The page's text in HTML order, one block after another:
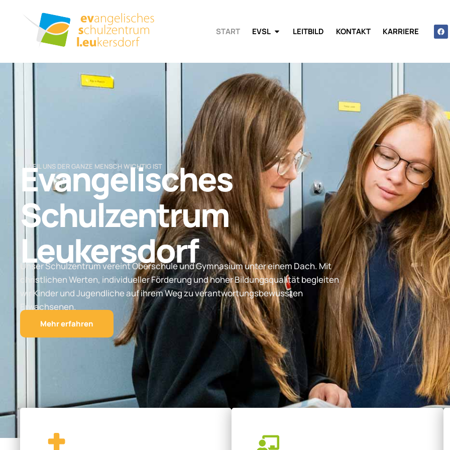
START EVSL LEITBILD KONTAKT KARRIERE
… WEIL UNS DER GANZE MENSCH WICHTIG IST
Evangelisches
Schulzentrum
Leukersdorf
Unser Schulzentrum vereint Oberschule und Gymnasium unter einem Dach. Mit
christlichen Werten, individueller Förderung und hoher Bildungsqualität begleiten
wir Kinder und Jugendliche auf ihrem Weg zu verantwortungsbewussten
Erwachsenen.
Mehr erfahren